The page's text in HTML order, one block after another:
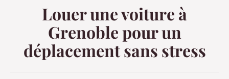
Louer une voiture à
Grenoble pour un
déplacement sans stress